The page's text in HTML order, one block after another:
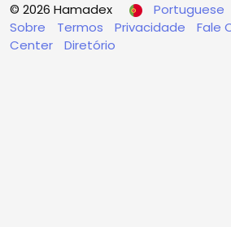
© 2026 Hamadex
Portuguese
Sobre
Termos Privacidade Fale
Center
Diretório